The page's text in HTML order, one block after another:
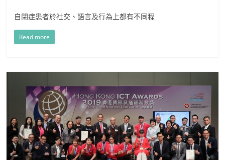
自閉症患者於社交、語言及行為上都有不同程
Read more